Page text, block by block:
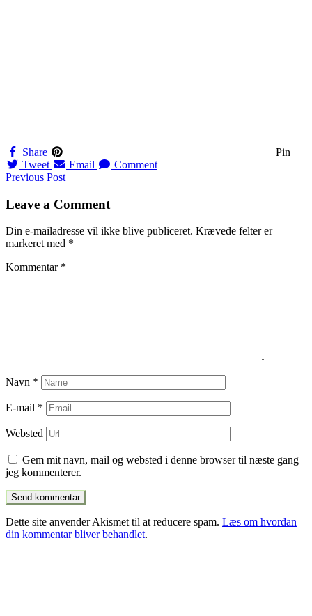
Share
Pin
Tweet
Email Comment
Navigation
til
Previous Post
Leave a Comment
Din e-mailadresse vil ikke blive publiceret. Krævede felter er
markeret med *
Kommentar *
Navn *
E-mail *
Websted
Gem mit navn, mail og websted i denne browser til næste gang
jeg kommenterer.
Dette site anvender Akismet til at reducere spam. Læs om hvordan
din kommentar bliver behandlet.